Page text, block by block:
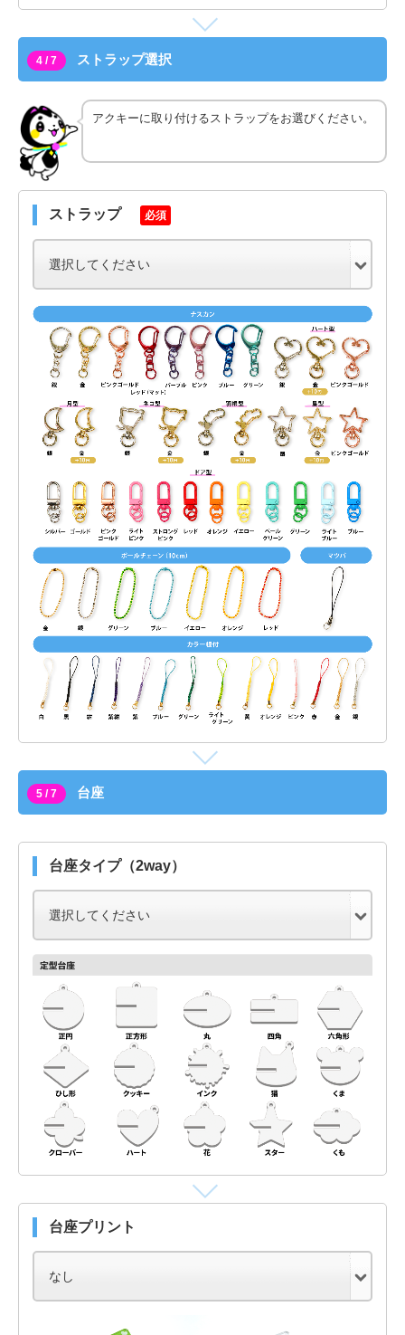
4 / 7 ストラップ選択
アクキーに取り付けるストラップをお選びください。
ストラップ 必須
5 / 7 台座
台座タイプ（2way）
台座プリント